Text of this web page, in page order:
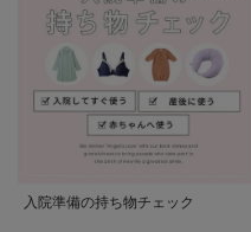
入院準備の持ち物チェック